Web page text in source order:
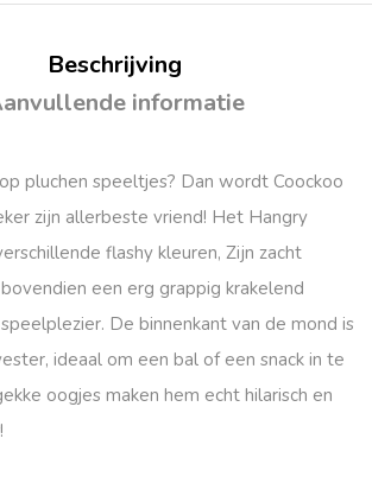
Beschrijving
informatie
pluchen speeltjes? Dan wordt Coockoo
zijn allerbeste vriend! Het Hangry
flashy kleuren, Zijn zacht
een erg grappig krakelend
De binnenkant van de mond is
ideaal om een bal of een snack in te
oogjes maken hem echt hilarisch en